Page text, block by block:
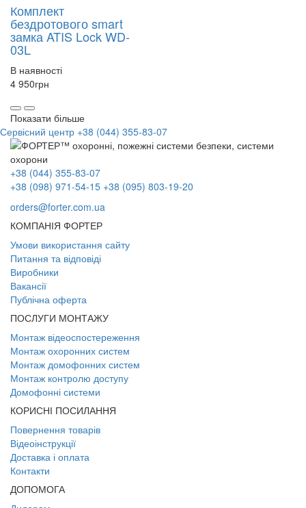
Комплект
бездротового smart
замка ATIS Lock WD-
03L
В наявності
4 950грн
Показати більше
Сервісний центр +38 (044) 355-83-07
+38 (044) 355-83-07
+38 (098) 971-54-15 +38 (095) 803-19-20
orders@forter.com.ua
КОМПАНІЯ ФОРТЕР
Умови використання сайту
Питання та відповіді
Виробники
Вакансії
Публічна оферта
ПОСЛУГИ МОНТАЖУ
Монтаж відеоспостереження
Монтаж охоронних систем
Монтаж домофонних систем
Монтаж контролю доступу
Домофонні системи
КОРИСНІ ПОСИЛАННЯ
Повернення товарів
Відеоінструкції
Доставка і оплата
Контакти
ДОПОМОГА